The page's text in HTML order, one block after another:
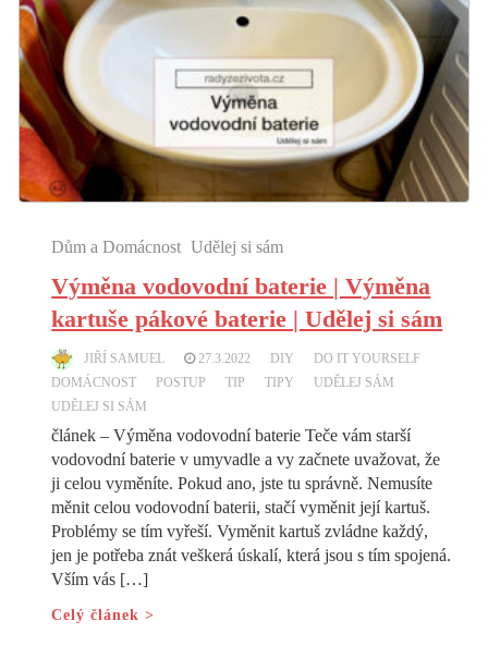
Dům a Domácnost Udělej si sám
Výměna vodovodní baterie | Výměna
kartuše pákové baterie | Udělej si sám
JIŘÍ SAMUEL 27.3.2022 DIY
DO IT YOURSELF
DOMÁCNOST
POSTUP TIP TIPY
UDĚLEJ SÁM
UDĚLEJ SI SÁM
článek – Výměna vodovodní baterie Teče vám starší
vodovodní baterie v umyvadle a vy začnete uvažovat, že
ji celou vyměníte. Pokud ano, jste tu správně. Nemusíte
měnit celou vodovodní baterii, stačí vyměnit její kartuš.
Problémy se tím vyřeší. Vyměnit kartuš zvládne každý,
jen je potřeba znát veškerá úskalí, která jsou s tím spojená.
Vším vás […]
Celý článek >